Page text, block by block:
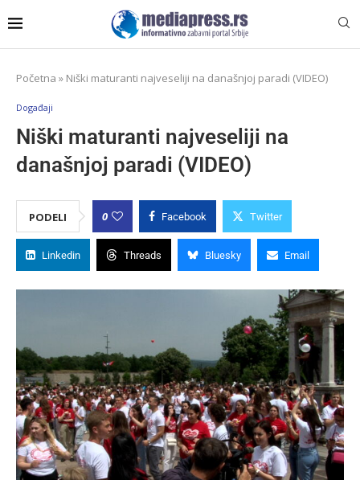
Početna » Niški maturanti najveseliji na današnjoj paradi (VIDEO)
Događaji
Niški maturanti najveseliji na
današnjoj paradi (VIDEO)
PODELI 0 Facebook Twitter
Linkedin Threads Bluesky Email